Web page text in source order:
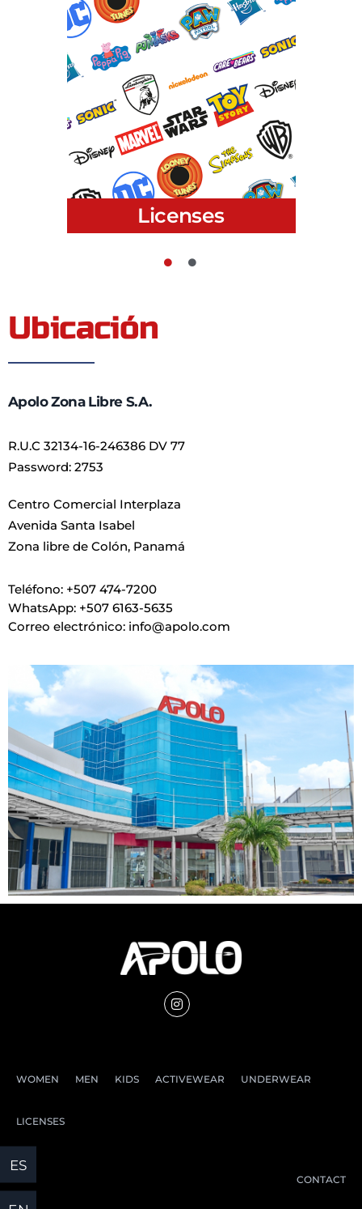
Licenses
Ubicación
Apolo Zona Libre S.A.
R.U.C 32134-16-246386 DV 77
Password: 2753
Centro Comercial Interplaza
Avenida Santa Isabel
Zona libre de Colón, Panamá
Teléfono: +507 474-7200
WhatsApp: +507 6163-5635
Correo electrónico: info@apolo.com
WOMEN MEN KIDS ACTIVEWEAR UNDERWEAR
LICENSES
CONTACT